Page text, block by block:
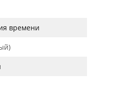
времени